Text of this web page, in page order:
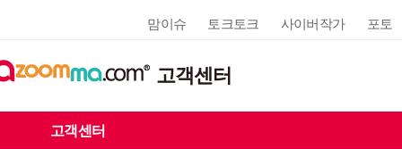
맘이슈 토크토크 사이버작가 포토
고객센터
고객센터